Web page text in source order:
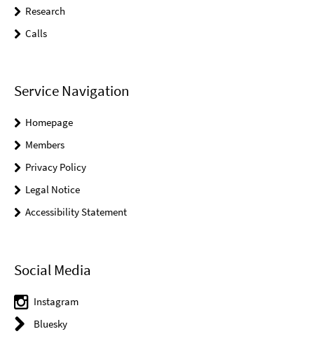
Research
Calls
Service Navigation
Homepage
Members
Privacy Policy
Legal Notice
Accessibility Statement
Social Media
Instagram
Bluesky